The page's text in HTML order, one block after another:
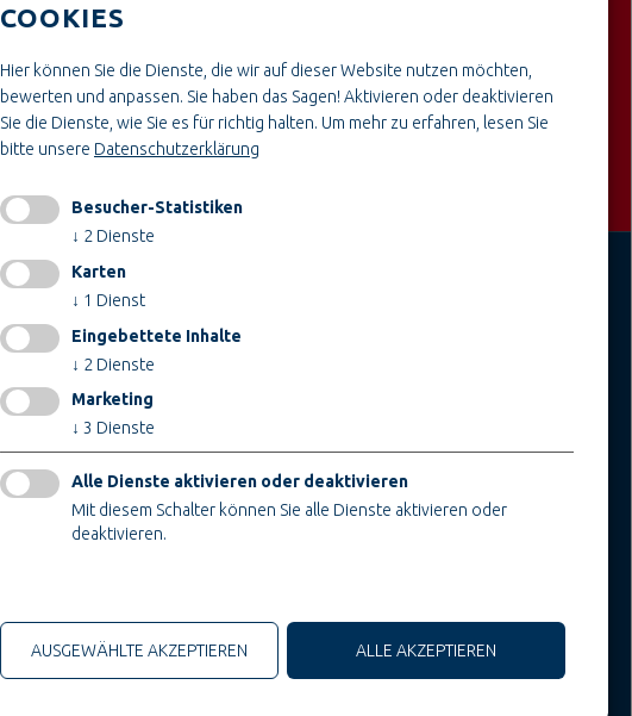
BereichHandwerk & Montage
Ausbildung & Studium
Bau- & Projektleitung
Administration & Verwaltung
Handwerk & Montage
COOKIES
Hier können Sie die Dienste, die wir auf dieser Website nutzen möchten,
bewerten und anpassen. Sie haben das Sagen! Aktivieren oder deaktivieren
Sie die Dienste, wie Sie es für richtig halten. Um mehr zu erfahren, lesen Sie
bitte unsere Datenschutzerklärung
Besucher-Statistiken
↓ 2 Dienste
Karten
↓ 1 Dienst
Eingebettete Inhalte
↓ 2 Dienste
Marketing
↓ 3 Dienste
Alle Dienste aktivieren oder deaktivieren
Mit diesem Schalter können Sie alle Dienste aktivieren oder
deaktivieren.
AUSGEWÄHLTE AKZEPTIEREN ALLE AKZEPTIEREN